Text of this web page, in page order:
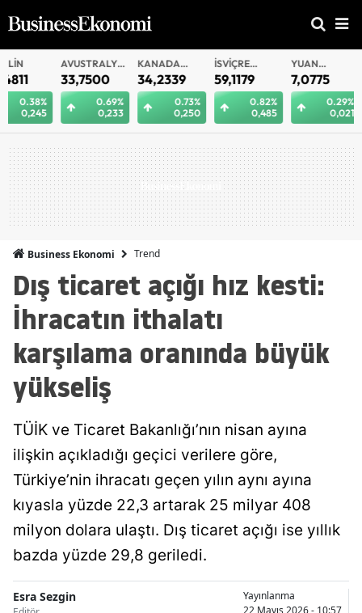
AVUSTRALYA
DOLARI
33,7500
0.69%
0,233
KANADA
DOLARI
34,2339
0.73%
0,250
İSVIÇRE
FRANKI
59,1179
0.82%
0,485
YUAN
OFFSHORE
7,0775
0.29%
0,021
YUAN
7,0812
Business Ekonomi Trend
Dış ticaret açığı hız kesti:
İhracatın ithalatı
karşılama oranında büyük
yükseliş
TÜİK ve Ticaret Bakanlığı’nın nisan ayına
ilişkin açıkladığı geçici verilere göre,
Türkiye’nin ihracatı geçen yılın aynı ayına
kıyasla yüzde 22,3 artarak 25 milyar 408
milyon dolara ulaştı. Dış ticaret açığı ise yıllık
bazda yüzde 29,8 geriledi.
Esra Sezgin
Yayınlanma